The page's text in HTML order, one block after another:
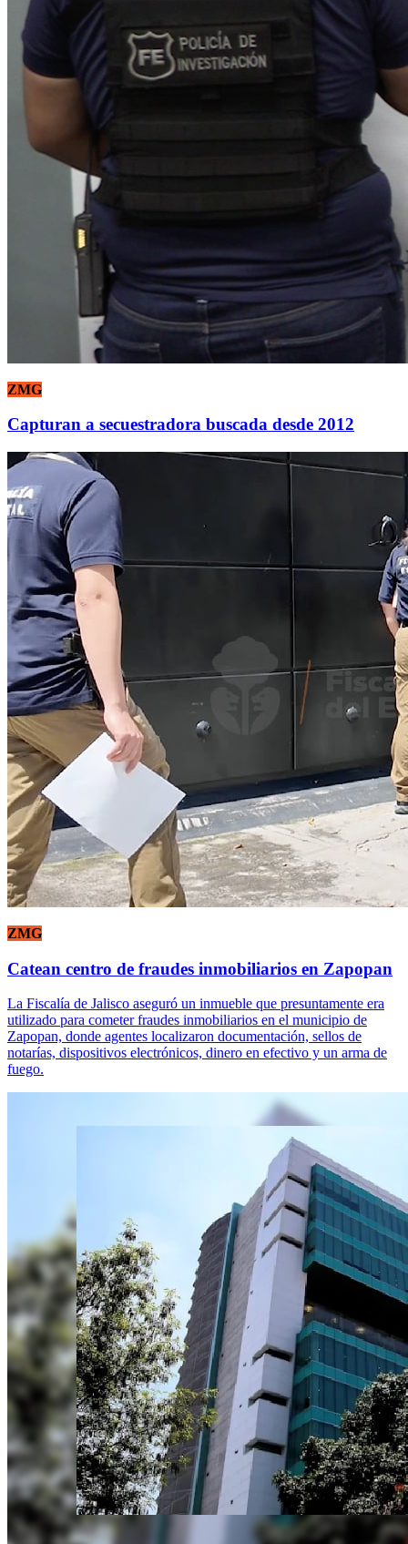
ZMG
Capturan a secuestradora buscada desde 2012
ZMG
Catean centro de fraudes inmobiliarios en Zapopan
La Fiscalía de Jalisco aseguró un inmueble que presuntamente era
utilizado para cometer fraudes inmobiliarios en el municipio de
Zapopan, donde agentes localizaron documentación, sellos de
notarías, dispositivos electrónicos, dinero en efectivo y un arma de
fuego.